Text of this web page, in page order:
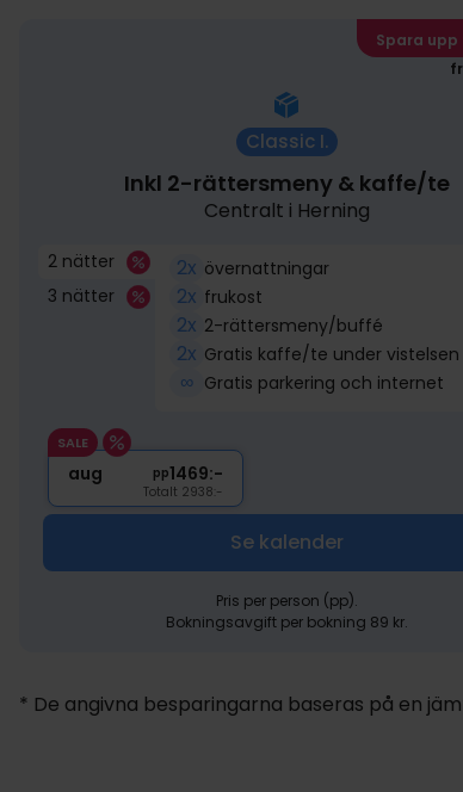
Spara upp
Classic I.
Inkl 2-rättersmeny & kaffe/te
Centralt i Herning
2 nätter
3 nätter
2x övernattningar
2x frukost
2x 2-rättersmeny/buffé
2x Gratis kaffe/te under vistelsen
∞ Gratis parkering och internet
SALE
aug pp1469:-
Totalt 2938:-
Se kalender
Pris per person (pp).
Bokningsavgift per bokning 89 kr.
* De angivna besparingarna baseras på en